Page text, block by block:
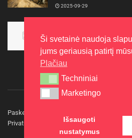
2025-09-29
aukso
2015-10-30
Paskelbkite naujieną
Privatumo politika
Kontaktai
Ši svetainė naudoja
jums geriausią patirtį
Plačiau
Techniniai
Techniniai
Marketingo
Marketingo
Išsaugoti
nustatymus